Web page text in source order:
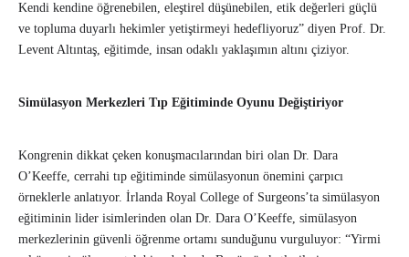
Kendi kendine öğrenebilen, eleştirel düşünebilen, etik değerleri güçlü
ve topluma duyarlı hekimler yetiştirmeyi hedefliyoruz” diyen Prof. Dr.
Levent Altıntaş, eğitimde, insan odaklı yaklaşımın altını çiziyor.
Simülasyon Merkezleri Tıp Eğitiminde Oyunu Değiştiriyor
Kongrenin dikkat çeken konuşmacılarından biri olan Dr. Dara
O’Keeffe, cerrahi tıp eğitiminde simülasyonun önemini çarpıcı
örneklerle anlatıyor. İrlanda Royal College of Surgeons’ta simülasyon
eğitiminin lider isimlerinden olan Dr. Dara O’Keeffe, simülasyon
merkezlerinin güvenli öğrenme ortamı sunduğunu vurguluyor: “Yirmi